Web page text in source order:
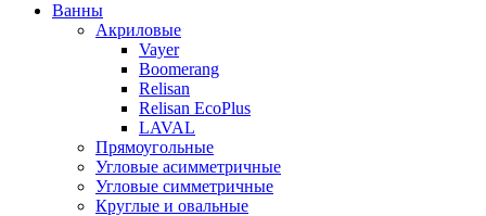
Ванны
Акриловые
Vayer
Boomerang
Relisan
Relisan EcoPlus
LAVAL
Прямоугольные
Угловые асимметричные
Угловые симметричные
Круглые и овальные